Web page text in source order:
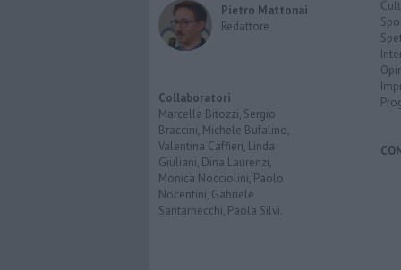
Pietro Mattonai
Redattore
Collaboratori
Marcella Bitozzi, Sergio
Braccini, Michele Bufalino,
Valentina Caffieri, Linda
Giuliani, Dina Laurenzi,
Monica Nocciolini, Paolo
Nocentini, Gabriele
Santarnecchi, Paola Silvi.